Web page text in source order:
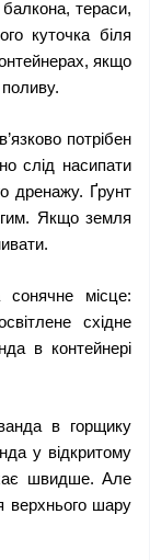
тераси,
куточка біля
якщо
потрібен
слід насипати
дренажу. Ґрунт
Якщо земля
місце:
східне
в контейнері
в горщику
у відкритому
швидше. Але
верхнього шару